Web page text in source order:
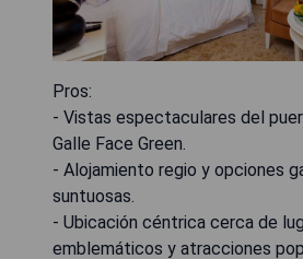
Pros:
- Vistas espectaculares del
Galle Face Green.
- Alojamiento regio y opciones
suntuosas.
- Ubicación céntrica cerca de
emblemáticos y atracciones